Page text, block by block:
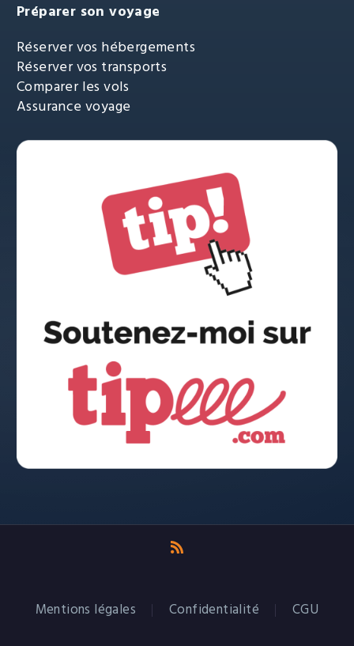
Préparer son voyage
Réserver vos hébergements
Réserver vos transports
Comparer les vols
Assurance voyage
Mentions légales Confidentialité CGU